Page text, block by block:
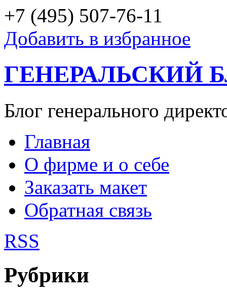
+7 (495) 507-76-11
Добавить в избранное
ГЕНЕРАЛЬСКИЙ
Блог генерального
Главная
О фирме и о себе
Заказать макет
Обратная связь
RSS
Рубрики